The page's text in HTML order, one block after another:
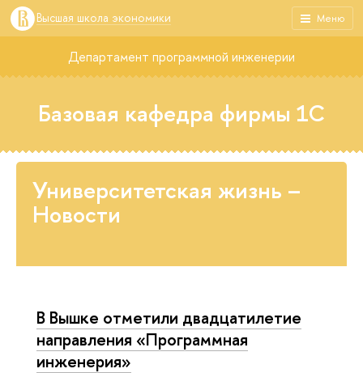
Меню
Высшая школа экономики
Департамент программной инженерии
Базовая кафедра фирмы 1С
Университетская жизнь –
Новости
В Вышке отметили двадцатилетие
направления «Программная
инженерия»